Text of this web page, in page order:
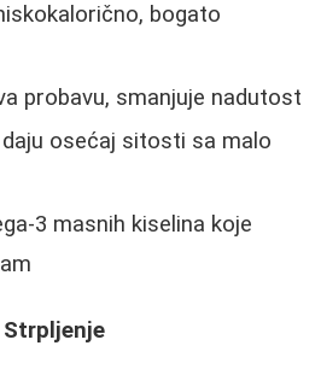
bogato
probavu, smanjuje nadutost
osećaj sitosti sa malo
3 masnih kiselina koje
Strpljenje